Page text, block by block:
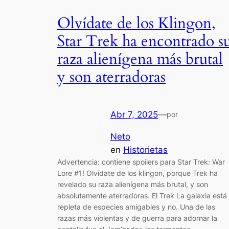
Olvídate de los Klingon,
Star Trek ha encontrado
raza alienígena más brutal
y son aterradoras
Abr 7, 2025—por
Neto
en Historietas
Advertencia: contiene spoilers para Star Trek: War
Lore #1! Olvídate de los klingon, porque Trek ha
revelado su raza alienígena más brutal, y son
absolutamente aterradoras. El Trek La galaxia está
repleta de especies amigables y no. Una de las
razas más violentas y de guerra para adornar la